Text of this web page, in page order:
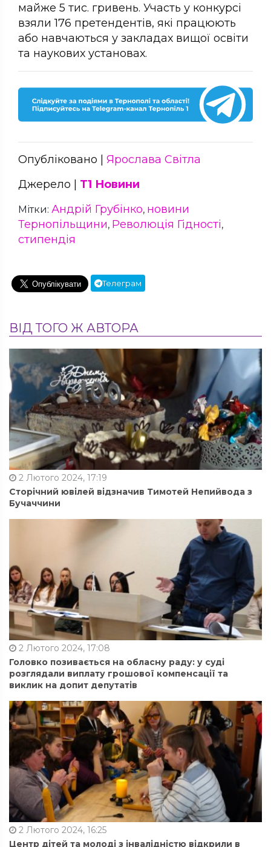
майже 5 тис. гривень. Участь у конкурсі
взяли 176 претендентів, які працюють
або навчаються у закладах вищої освіти
та наукових установах.
Опубліковано | Ярослава Світла
Джерело | Т1 Новини
Мітки: Андрій Грубінко, новини
Тернопільщини, Революція Гідності,
стипендія
Телеграм
ВІД ТОГО Ж АВТОРА
2 Лютого 2024, 17:19
Сторічний ювілей відзначив Тимотей Непийвода з
Бучаччини
2 Лютого 2024, 17:08
Головко позивається на обласну раду: у суді
розглядали виплату грошової компенсації та
виклик на допит депутатів
2 Лютого 2024, 16:25
Центр дітей та молоді з інвалідністю відкрили в